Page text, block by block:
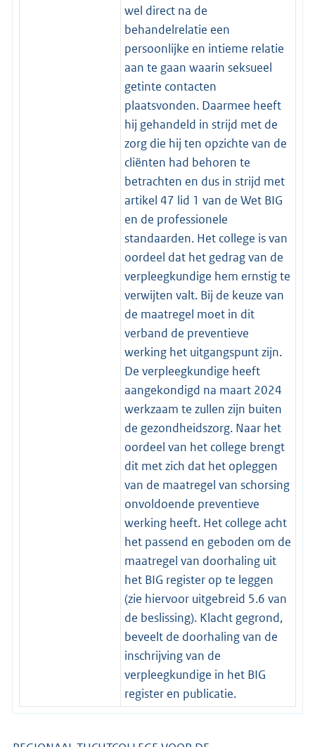
wel direct na de
behandelrelatie een
persoonlijke en intieme relatie
aan te gaan waarin seksueel
getinte contacten
plaatsvonden. Daarmee heeft
hij gehandeld in strijd met de
zorg die hij ten opzichte van de
cliënten had behoren te
betrachten en dus in strijd met
artikel 47 lid 1 van de Wet BIG
en de professionele
standaarden. Het college is van
oordeel dat het gedrag van de
verpleegkundige hem ernstig te
verwijten valt. Bij de keuze van
de maatregel moet in dit
verband de preventieve
werking het uitgangspunt zijn.
De verpleegkundige heeft
aangekondigd na maart 2024
werkzaam te zullen zijn buiten
de gezondheidszorg. Naar het
oordeel van het college brengt
dit met zich dat het opleggen
van de maatregel van schorsing
onvoldoende preventieve
werking heeft. Het college acht
het passend en geboden om de
maatregel van doorhaling uit
het BIG register op te leggen
(zie hiervoor uitgebreid 5.6 van
de beslissing). Klacht gegrond,
beveelt de doorhaling van de
inschrijving van de
verpleegkundige in het BIG
register en publicatie.